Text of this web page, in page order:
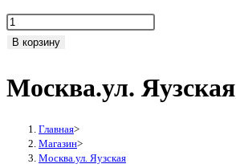
Количество
товара
Яузская
В корзину
Москва.ул. Яузская
Главная>
Магазин>
Москва.ул. Яузская